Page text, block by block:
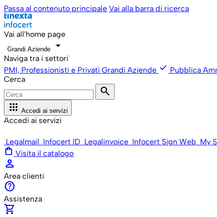
Passa al contenuto principale Vai alla barra di ricerca
Vai all'home page
Grandi Aziende arrow_drop_down
Naviga tra i settori
PMI, Professionisti e Privati Grandi Aziende check Pubblica
Cerca
search
apps Accedi ai servizi
Accedi ai servizi
Legalmail Infocert ID Legalinvoice Infocert Sign Web My
shopping_bag Visita il catalogo
person
Area clienti
help
Assistenza
shopping_cart